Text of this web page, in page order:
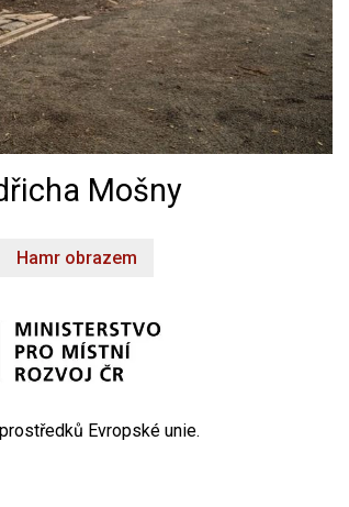
Mošny
Hamr obrazem
Evropské unie.